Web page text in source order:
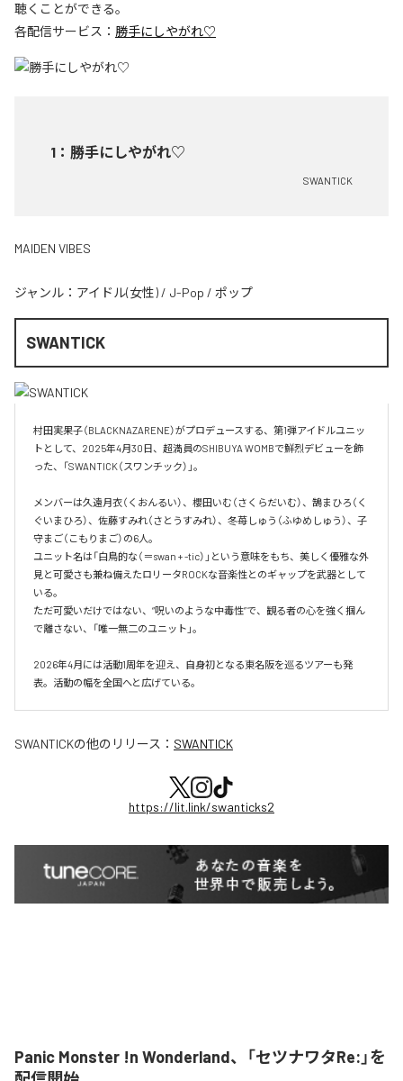
聴くことができる。
各配信サービス： 勝手にしやがれ♡
1 ： 勝手にしやがれ♡
SWANTICK
MAIDEN VIBES
ジャンル： アイドル(女性) / J-Pop / ポップ
SWANTICK
村田実果子（BLACKNAZARENE）がプロデュースする、第1弾アイドルユニッ
トとして、2025年4月30日、超満員のSHIBUYA WOMBで鮮烈デビューを飾
った、「SWANTICK（スワンチック）」。
メンバーは久遠月衣（くおんるい）、櫻田いむ（さくらだいむ）、鵠まひろ（く
ぐいまひろ）、佐藤すみれ（さとうすみれ）、冬苺しゅう（ふゆめしゅう）、子
守まご（こもりまご）の6人。
ユニット名は「白鳥的な（＝swan + -tic）」という意味をもち、美しく優雅な外
見と可愛さも兼ね備えたロリータROCKな音楽性とのギャップを武器として
いる。
ただ可愛いだけではない、“呪いのような中毒性”で、観る者の心を強く掴ん
で離さない、「唯一無二のユニット」。
2026年4月には活動1周年を迎え、自身初となる東名阪を巡るツアーも発
表。活動の幅を全国へと広げている。
SWANTICKの他のリリース： SWANTICK
https://lit.link/swanticks2
Panic Monster !n Wonderland、「セツナワタRe:」を